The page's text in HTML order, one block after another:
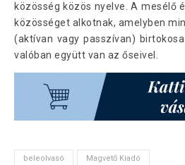
közösség közös nyelve. A mesélő
közösséget alkotnak, amelyben
(aktívan vagy passzívan)
valóban együtt van az őseivel.
beleolvasó Magvető Kiadó